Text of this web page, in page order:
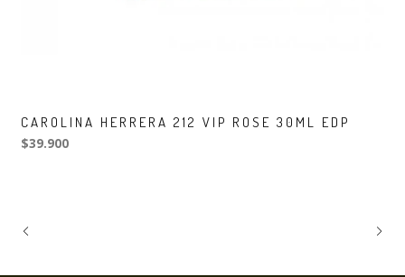
CAROLINA HERRERA 212 VIP ROSE 30ML EDP
$39.900